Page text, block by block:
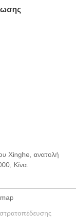
Xinghe, ανατολή
Κίνα.